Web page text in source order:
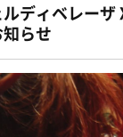
ディベレーザ
らせ